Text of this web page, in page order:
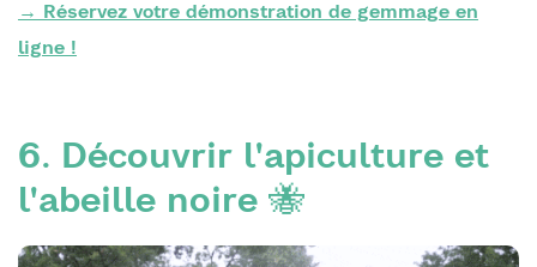
→ Réservez votre démonstration de gemmage en
ligne !
6. Découvrir l'apiculture et
l'abeille noire 🐝